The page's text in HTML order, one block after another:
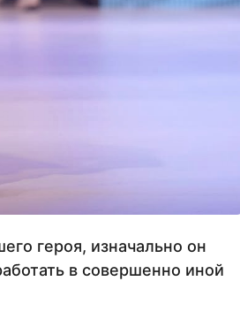
героя, изначально он
в совершенно иной